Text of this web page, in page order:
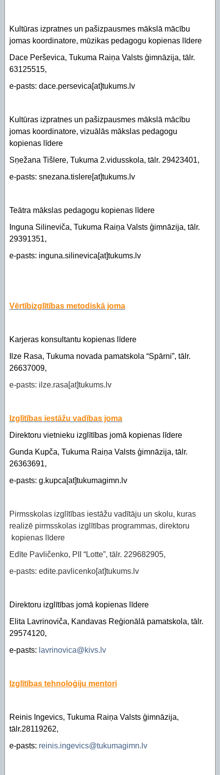
Kultūras izpratnes un pašizpausmes mākslā mācību
jomas koordinatore, mūzikas pedagogu kopienas līdere
Dace Perševica, Tukuma Raiņa Valsts ģimnāzija, tālr.
63125515,
e-pasts: dace.persevica[at]tukums.lv
Kultūras izpratnes un pašizpausmes mākslā mācību
jomas koordinatore, vizuālās mākslas pedagogu
kopienas līdere
Sņežana Tišlere, Tukuma 2.vidusskola, tālr. 29423401,
e-pasts: snezana.tislere[at]tukums.lv
Teātra mākslas pedagogu kopienas līdere
Inguna Silineviča, Tukuma Raiņa Valsts ģimnāzija, tālr.
29391351,
e-pasts: inguna.silinevica[at]tukums.lv
Vērtībizglītības metodiskā joma
Karjeras konsultantu kopienas līdere
Ilze Rasa, Tukuma novada pamatskola “Spārni”, tālr.
26637009,
e-pasts: ilze.rasa[at]tukums.lv
Izglītības iestāžu vadības joma
Direktoru vietnieku izglītības jomā kopienas līdere
Gunda Kupča, Tukuma Raiņa Valsts ģimnāzija, tālr.
26363691,
e-pasts: g.kupca[at]tukumagimn.lv
Pirmsskolas izglītības iestāžu vadītāju un skolu, kuras
realizē pirmsskolas izglītības programmas, direktoru
kopienas līdere
Edīte Pavličenko, PII “Lotte”, tālr. 229682905,
e-pasts: edite.pavlicenko[at]tukums.lv
Direktoru izglītības jomā kopienas līdere
Elita Lavrinoviča, Kandavas Reģionālā pamatskola, tālr.
29574120,
e-pasts: lavrinovica@kivs.lv
Izglītības tehnoloģiju mentori
Reinis Ingevics, Tukuma Raiņa Valsts ģimnāzija,
tālr.28119262,
e-pasts: reinis.ingevics@tukumagimn.lv